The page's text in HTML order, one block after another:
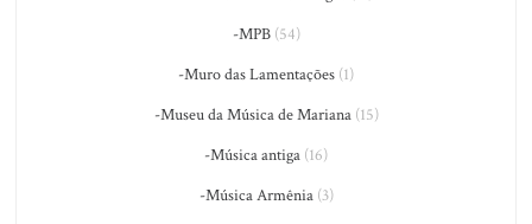
-MPB(54)
-Muro das Lamentações (1)
-Museu da Música de Mariana(15)
-Música antiga (16)
-Música Armênia(3)